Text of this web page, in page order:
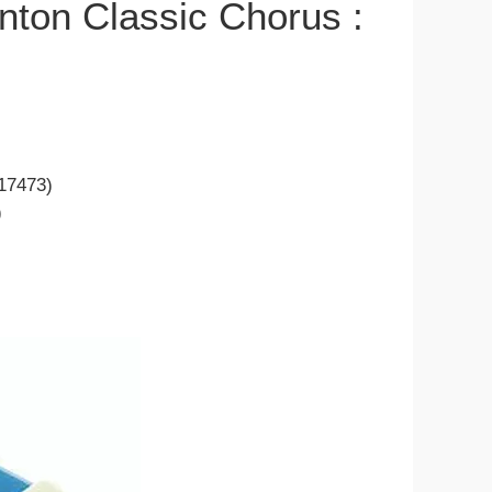
Classic Chorus :